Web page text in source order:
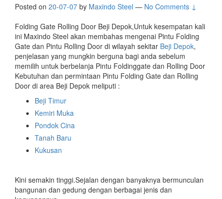
Posted on 20-07-07 by Maxindo Steel — No Comments ↓
Folding Gate Rolling Door Beji Depok,Untuk kesempatan kali
ini Maxindo Steel akan membahas mengenai Pintu Folding
Gate dan Pintu Rolling Door di wilayah sekitar Beji Depok,
penjelasan yang mungkin berguna bagi anda sebelum
memilih untuk berbelanja Pintu Foldinggate dan Rolling Door
Kebutuhan dan permintaan Pintu Folding Gate dan Rolling
Door di area Beji Depok meliputi :
Beji Timur
Kemiri Muka
Pondok Cina
Tanah Baru
Kukusan
Kini semakin tinggi.Sejalan dengan banyaknya bermunculan
bangunan dan gedung dengan berbagai jenis dan